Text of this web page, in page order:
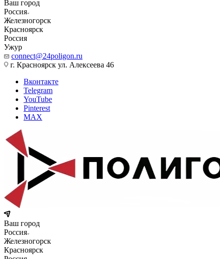
Ваш город
Россия
Железногорск
Красноярск
Россия
Ужур
connect@24poligon.ru
г. Красноярск ул. Алексеева 46
Вконтакте
Telegram
YouTube
Pinterest
MAX
Ваш город
Россия
Железногорск
Красноярск